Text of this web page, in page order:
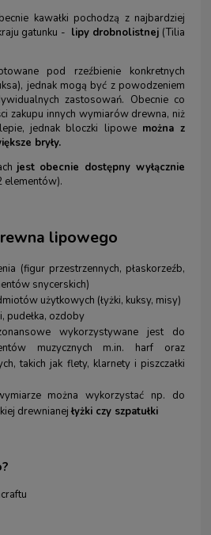
kawałki pochodzą z najbardziej
gatunku - lipy drobnolistnej (Tilia
pod rzeźbienie konkretnych
jednak mogą być z powodzeniem
zastosowań. Obecnie co
zakupu innych wymiarów drewna, niż
jednak bloczki lipowe można z
bryły.
jest obecnie dostępny wyłącznie
elementów).
lipowego
(figur przestrzennych, płaskorzeźb,
snycerskich)
użytkowych (łyżki, kuksy, misy)
pudełka, ozdoby
wykorzystywane jest do
muzycznych m.in. harf oraz
takich jak flety, klarnety i piszczałki
można wykorzystać np. do
drewnianejłyżki czy szpatułki